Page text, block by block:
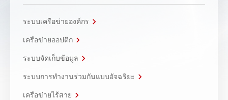
ระบบเครือข่ายองค์กร
เครือข่ายออปติก
ระบบจัดเก็บข้อมูล
ระบบการทำงานร่วมกันแบบอัจฉริยะ
เครือข่ายไร้สาย